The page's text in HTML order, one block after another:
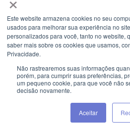
Este website armazena cookies no seu
usados ​​para melhorar sua experiência no
personalizados para você, tanto no website,
saber mais sobre os cookies que usamos,
Privacidade.
Não rastrearemos suas informações
porém, para cumprir suas preferências,
um pequeno cookie, para que você não
decisão novamente.
Aceitar
Antecipação de Cartão
FGI
Trade Finance
Financiamento Imobiliário